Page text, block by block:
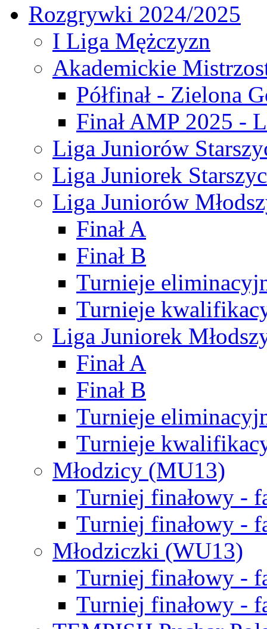
Rozgrywki 2024/2025
I Liga Mężczyzn
Akademickie
Półfinał - Zielona
Finał AMP 2025 -
Liga Juniorów
Liga Juniorek
Liga Juniorów
Finał A
Finał B
Turnieje
Turnieje
Liga Juniorek
Finał A
Finał B
Turnieje
Turnieje
Młodzicy (MU13)
Turniej finałowy -
Turniej finałowy -
Młodziczki (WU13)
Turniej finałowy -
Turniej finałowy -